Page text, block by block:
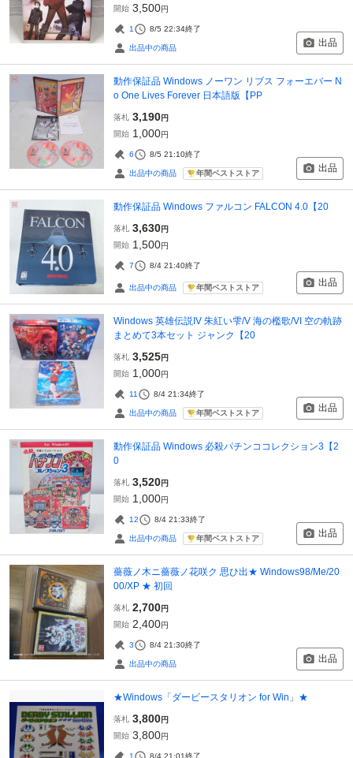
開始 3,500円
1 8/5 22:34終了
出品中の商品 出品
動作保証品 Windows ノーワン リブス フォーエバー N
o One Lives Forever 日本語版【PP
落札 3,190円
開始 1,000円
6 8/5 21:10終了
出品中の商品 年間ベストストア 出品
動作保証品 Windows ファルコン FALCON 4.0【20
落札 3,630円
開始 1,500円
7 8/4 21:40終了
出品中の商品 年間ベストストア 出品
Windows 英雄伝説IV 朱紅い雫/V 海の檻歌/VI 空の軌跡
まとめて3本セット ジャンク【20
落札 3,525円
開始 1,000円
11 8/4 21:34終了
出品中の商品 年間ベストストア 出品
動作保証品 Windows 必殺パチンココレクション3【2
0
落札 3,520円
開始 1,000円
12 8/4 21:33終了
出品中の商品 年間ベストストア 出品
薔薇ノ木ニ薔薇ノ花咲ク 思ひ出★ Windows98/Me/20
00/XP ★ 初回
落札 2,700円
開始 2,400円
3 8/4 21:30終了
出品中の商品 出品
★Windows「ダービースタリオン for Win」★
落札 3,800円
開始 3,800円
1 8/4 21:01終了